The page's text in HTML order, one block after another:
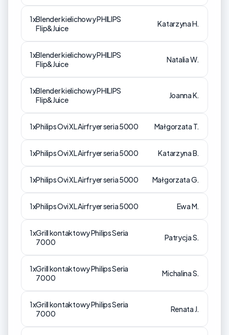
1xBlender kielichowy PHILIPS
Flip&Juice
Katarzyna H.
1xBlender kielichowy PHILIPS
Flip&Juice
Natalia W.
1xBlender kielichowy PHILIPS
Flip&Juice
Joanna K.
1xPhilips Ovi XL Airfryer seria 5000 Małgorzata T.
1xPhilips Ovi XL Airfryer seria 5000 Katarzyna B.
1xPhilips Ovi XL Airfryer seria 5000 Małgorzata G.
1xPhilips Ovi XL Airfryer seria 5000 Ewa M.
1xGrill kontaktowy Philips Seria
7000
Patrycja S.
1xGrill kontaktowy Philips Seria
7000
Michalina S.
1xGrill kontaktowy Philips Seria
7000
Renata J.